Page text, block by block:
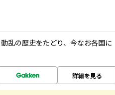
乱の歴史をたどり、今なお各国に
詳細を見る